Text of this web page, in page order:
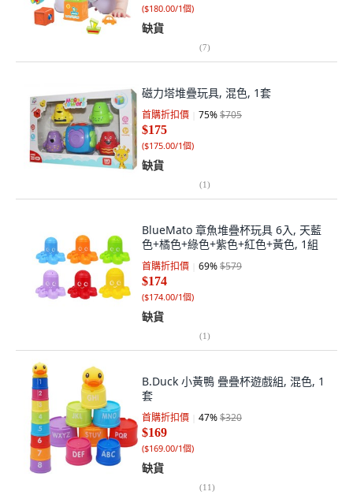
($180.00/1個)
缺貨
(7)
磁力塔堆疊玩具, 混色, 1套
首購折扣價 75%$705
$175
($175.00/1個)
缺貨
(1)
BlueMato 章魚堆疊杯玩具 6入, 天藍
色+橘色+綠色+紫色+紅色+黃色, 1組
首購折扣價 69%$579
$174
($174.00/1個)
缺貨
(1)
B.Duck 小黃鴨 疊疊杯遊戲組, 混色, 1
套
首購折扣價 47%$320
$169
($169.00/1個)
缺貨
(11)